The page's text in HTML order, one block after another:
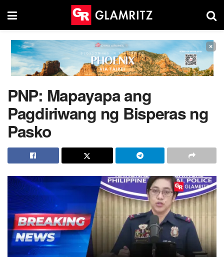
×
PNP: Mapayapa ang
Pagdiriwang ng Bisperas ng
Pasko